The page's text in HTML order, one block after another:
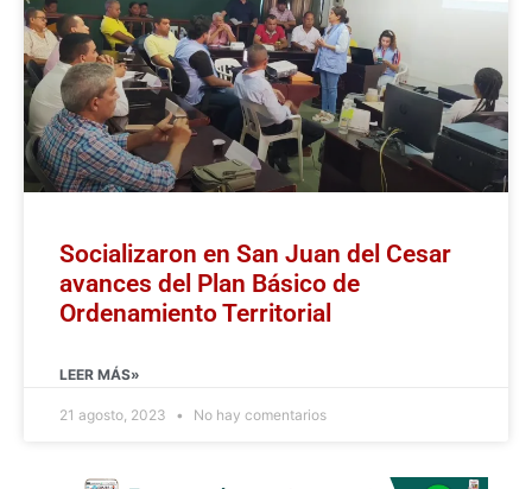
Socializaron en San Juan del Cesar
avances del Plan Básico de
Ordenamiento Territorial
LEER MÁS»
21 agosto, 2023 No hay comentarios